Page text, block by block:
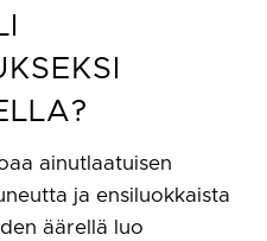
ainutlaatuisen
ja ensiluokkaista
äärellä luo